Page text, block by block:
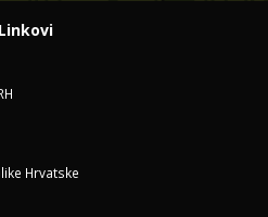
Linkovi
Hrvatske